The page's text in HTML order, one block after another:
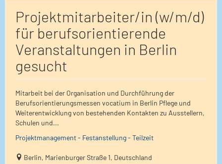
Projektmitarbeiter/in (w/m/d)
für berufsorientierende
Veranstaltungen in Berlin
gesucht
Mitarbeit bei der Organisation und Durchführung der
Berufsorientierungsmessen vocatium in Berlin Pflege und
Weiterentwicklung von bestehenden Kontakten zu Ausstellern,
Schulen und...
Projektmanagement - Festanstellung - Teilzeit
Berlin, Marienburger Straße 1, Deutschland